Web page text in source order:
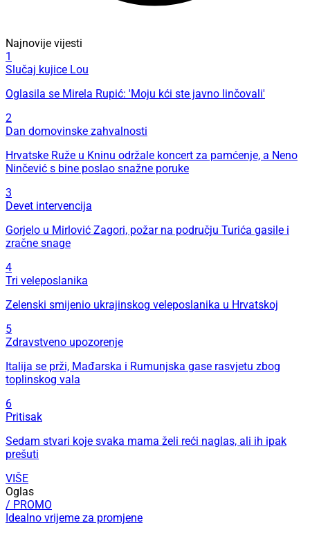
Najnovije vijesti
1
Slučaj kujice Lou
Oglasila se Mirela Rupić: 'Moju kći ste javno linčovali'
2
Dan domovinske zahvalnosti
Hrvatske Ruže u Kninu održale koncert za pamćenje, a Neno
Ninčević s bine poslao snažne poruke
3
Devet intervencija
Gorjelo u Mirlović Zagori, požar na području Turića gasile i
zračne snage
4
Tri veleposlanika
Zelenski smijenio ukrajinskog veleposlanika u Hrvatskoj
5
Zdravstveno upozorenje
Italija se prži, Mađarska i Rumunjska gase rasvjetu zbog
toplinskog vala
6
Pritisak
Sedam stvari koje svaka mama želi reći naglas, ali ih ipak
prešuti
VIŠE
Oglas
/ PROMO
Idealno vrijeme za promjene